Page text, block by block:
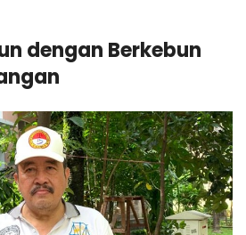
dengan Berkebun